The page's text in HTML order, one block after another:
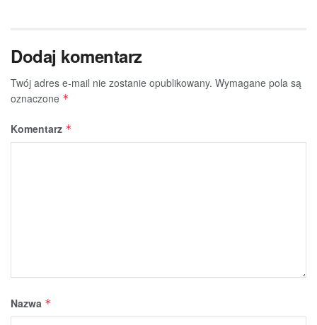
Dodaj komentarz
Twój adres e-mail nie zostanie opublikowany. Wymagane pola są
oznaczone *
Komentarz *
Nazwa *